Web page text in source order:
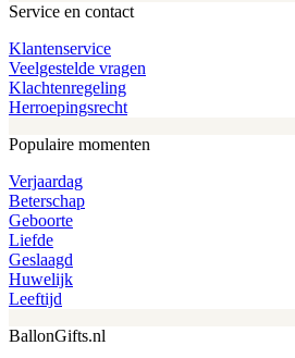
Service en contact
Klantenservice
Veelgestelde vragen
Klachtenregeling
Herroepingsrecht
Populaire momenten
Verjaardag
Beterschap
Geboorte
Liefde
Geslaagd
Huwelijk
Leeftijd
BallonGifts.nl